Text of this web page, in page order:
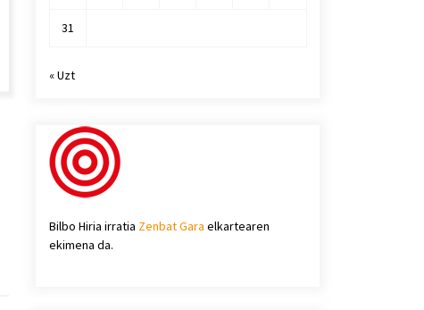
31
« Uzt
Bilbo Hiria irratia Zenbat Gara elkartearen
ekimena da.